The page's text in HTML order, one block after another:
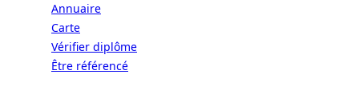
Annuaire
Carte
Vérifier diplôme
Être référencé